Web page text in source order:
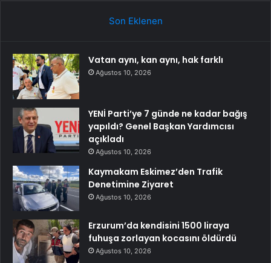
Son Eklenen
Vatan aynı, kan aynı, hak farklı
Ağustos 10, 2026
YENİ Parti’ye 7 günde ne kadar bağış
yapıldı? Genel Başkan Yardımcısı
açıkladı
Ağustos 10, 2026
Kaymakam Eskimez’den Trafik
Denetimine Ziyaret
Ağustos 10, 2026
Erzurum’da kendisini 1500 liraya
fuhuşa zorlayan kocasını öldürdü
Ağustos 10, 2026